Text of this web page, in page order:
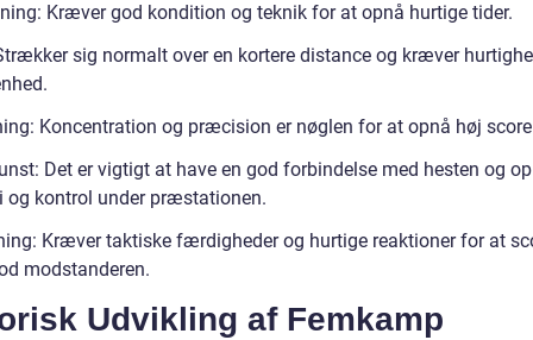
Kræver god kondition og teknik for at opnå hurtige tider.
sig normalt over en kortere distance og kræver
Koncentration og præcision er nøglen for at opnå høj
Det er vigtigt at have en god forbindelse med hesten og
og kontrol under præstationen.
Kræver taktiske færdigheder og hurtige reaktioner for at
modstanderen.
Udvikling af Femkamp